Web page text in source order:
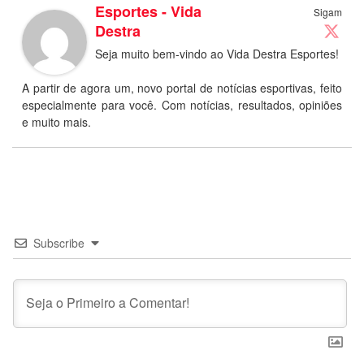
Sigam
Esportes - Vida
Destra
Seja muito bem-vindo ao Vida Destra Esportes!
A partir de agora um, novo portal de notícias esportivas, feito
especialmente para você. Com notícias, resultados, opiniões
e muito mais.
Subscribe